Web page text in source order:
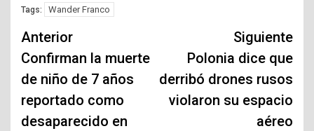
Tags: Wander Franco
Navegación
de
entradas
Anterior
Confirman la muerte
de niño de 7 años
reportado como
desaparecido en
Siguiente
Polonia dice que
derribó drones rusos
violaron su espacio
aéreo